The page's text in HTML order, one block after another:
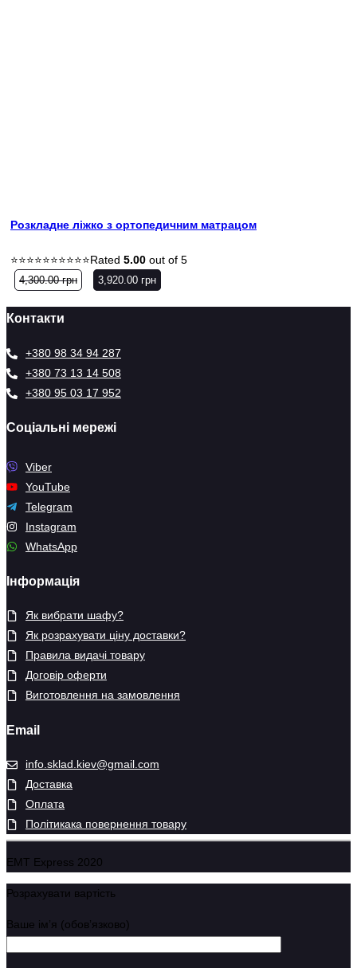
Розкладне ліжко з ортопедичним матрацом
Rated 5.00 out of 5
4,300.00грн 3,920.00 грн
Контакти
+380 98 34 94 287
+380 73 13 14 508
+380 95 03 17 952
Соціальні мережі
Viber
YouTube
Telegram
Instagram
WhatsApp
Інформація
Як вибрати шафу?
Як розрахувати ціну доставки?
Правила видачі товару
Договір оферти
Виготовлення на замовлення
Email
info.sklad.kiev@gmail.com
Доставка
Оплата
Політикака повернення товару
EMT Express 2020
Розрахувати вартість
Ваше імʼя (обовʼязково)